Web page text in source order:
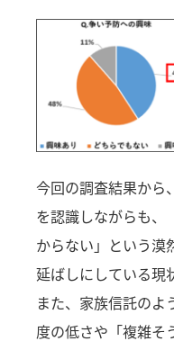
今回の調査結果から
を認識しながらも、
からない」という漠
延ばしにしている現
また、家族信託のよ
度の低さや「複雑そ